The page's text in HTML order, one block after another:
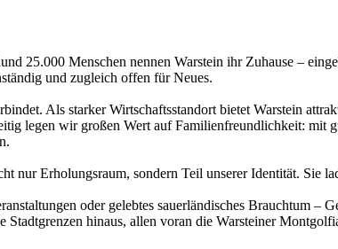
25.000 Menschen nennen Warstein ihr Zuhause –
und zugleich offen für Neues.
Als starker Wirtschaftsstandort bietet Warstein
legen wir großen Wert auf Familienfreundlichkeit: mit
nur Erholungsraum, sondern Teil unserer Identität. Sie
oder gelebtes sauerländisches Brauchtum –
hinaus, allen voran die Warsteiner